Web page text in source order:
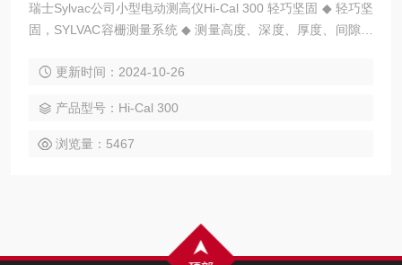
瑞士Sylvac公司小型电动测高仪Hi-Cal 300 轻巧坚固 ◆ 轻巧坚
固，SYLVAC容栅测量系统 ◆ 测量高度、深度、厚度、间隙、
数自动存储，电动测头，敏感防撞
更新时间：2024-10-26
产品型号：Hi-Cal 300
浏览量：5467